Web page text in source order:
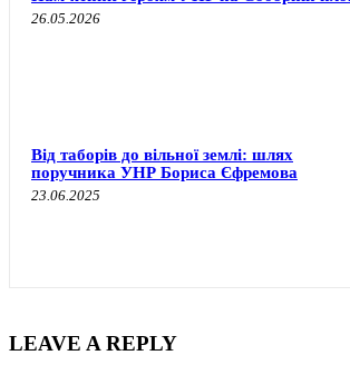
26.05.2026
Від таборів до вільної землі: шлях
поручника УНР Бориса Єфремова
23.06.2025
LEAVE A REPLY